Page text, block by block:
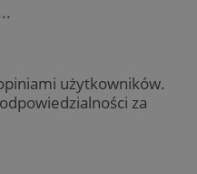
użytkowników.
za